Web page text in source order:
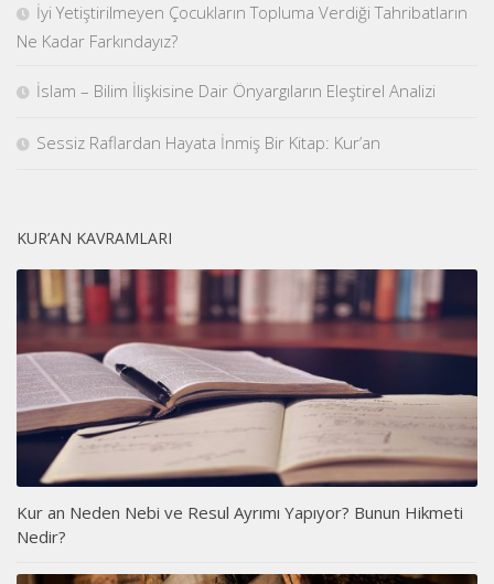
İyi Yetiştirilmeyen Çocukların Topluma Verdiği Tahribatların
Ne Kadar Farkındayız?
İslam – Bilim İlişkisine Dair Önyargıların Eleştirel Analizi
Sessiz Raflardan Hayata İnmiş Bir Kitap: Kur’an
KUR’AN KAVRAMLARI
Kur an Neden Nebi ve Resul Ayrımı Yapıyor? Bunun Hikmeti
Nedir?